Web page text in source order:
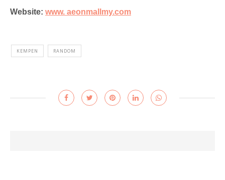
Website: www. aeonmallmy.com
KEMPEN RANDOM